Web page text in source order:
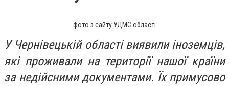
фото з сайту УДМС області
У Чернівецькій області виявили іноземців,
які проживали на території нашої країни
за недійсними документами. Їх примусово